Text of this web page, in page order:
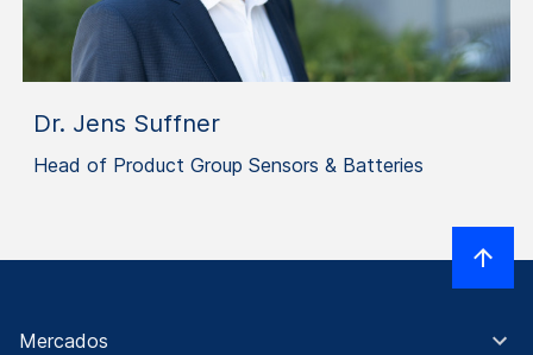
Dr. Jens Suffner
Head of Product Group Sensors & Batteries
Mercados